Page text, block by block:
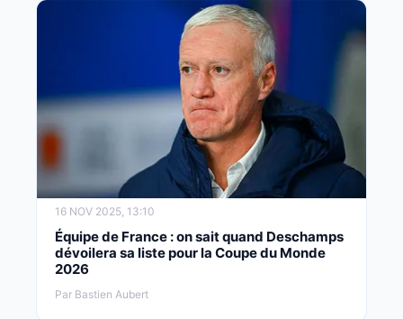
16 NOV 2025, 13:10
Équipe de France : on sait quand Deschamps
dévoilera sa liste pour la Coupe du Monde
2026
Par Bastien Aubert